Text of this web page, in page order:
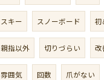
スキー スノーボード 初
親指以外 切りづらい 改
雰囲気 回数 爪がない